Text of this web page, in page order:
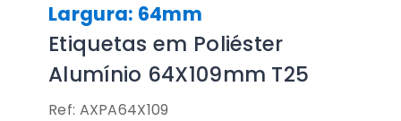
Largura: 64mm
Etiquetas em Poliéster
Alumínio 64X109mm T25
Ref: AXPA64X109